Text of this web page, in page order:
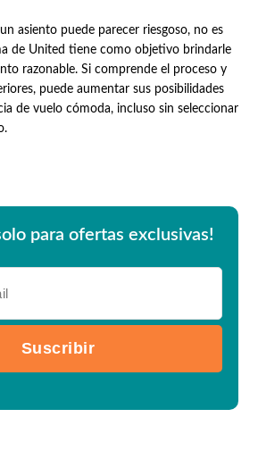
asiento puede parecer riesgoso, no es
de United tiene como objetivo brindarle
razonable. Si comprende el proceso y
puede aumentar sus posibilidades
de vuelo cómoda, incluso sin seleccionar
para ofertas exclusivas!
Suscribir